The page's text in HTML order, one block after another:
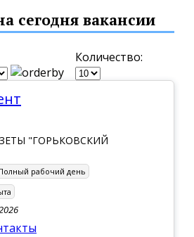
сегодня вакансии
Количество:
"ГОРЬКОВСКИЙ
рабочий день